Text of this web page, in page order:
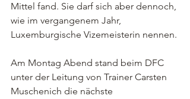
Mittel fand. Sie darf sich aber dennoch,
wie im vergangenem Jahr,
Luxemburgische Vizemeisterin nennen.
Am Montag Abend stand beim DFC
unter der Leitung von Trainer Carsten
Muschenich die nächste